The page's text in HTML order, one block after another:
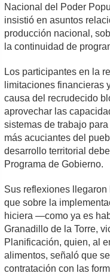
Nacional del Poder
insistió en asuntos
producción nacional,
la continuidad de
Los participantes en la
limitaciones financieras
causa del recrudecido
aprovechar las
sistemas de trabajo
más acuciantes del
desarrollo territorial
Programa de Gobierno.
Sus reflexiones
que sobre la
hiciera —como ya es
Granadillo de la Torre,
Planificación, quien, al
alimentos, señaló que
contratación con las